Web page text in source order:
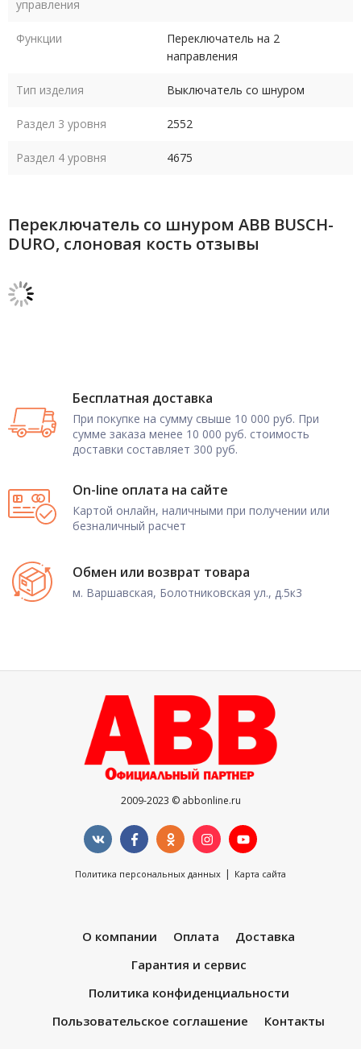
управления
Функции
Переключатель на 2
направления
Тип изделия Выключатель со шнуром
Раздел 3 уровня 2552
Раздел 4 уровня 4675
Переключатель со шнуром ABB BUSCH-
DURO, слоновая кость отзывы
Бесплатная доставка
При покупке на сумму свыше 10 000 руб. При
сумме заказа менее 10 000 руб. стоимость
доставки составляет 300 руб.
On-line оплата на сайте
Картой онлайн, наличными при получении или
безналичный расчет
Обмен или возврат товара
м. Варшавская, Болотниковская ул., д.5к3
2009-2023 © abbonline.ru
Политика персональных данных | Карта сайта
О компании Оплата
Доставка
Гарантия и сервис
Политика конфиденциальности
Пользовательское соглашение
Контакты